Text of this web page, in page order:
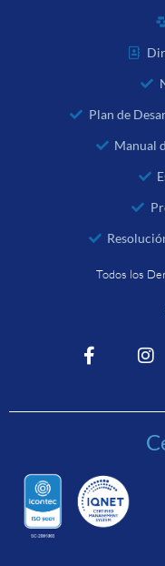
Plan de
Manual
Todos los